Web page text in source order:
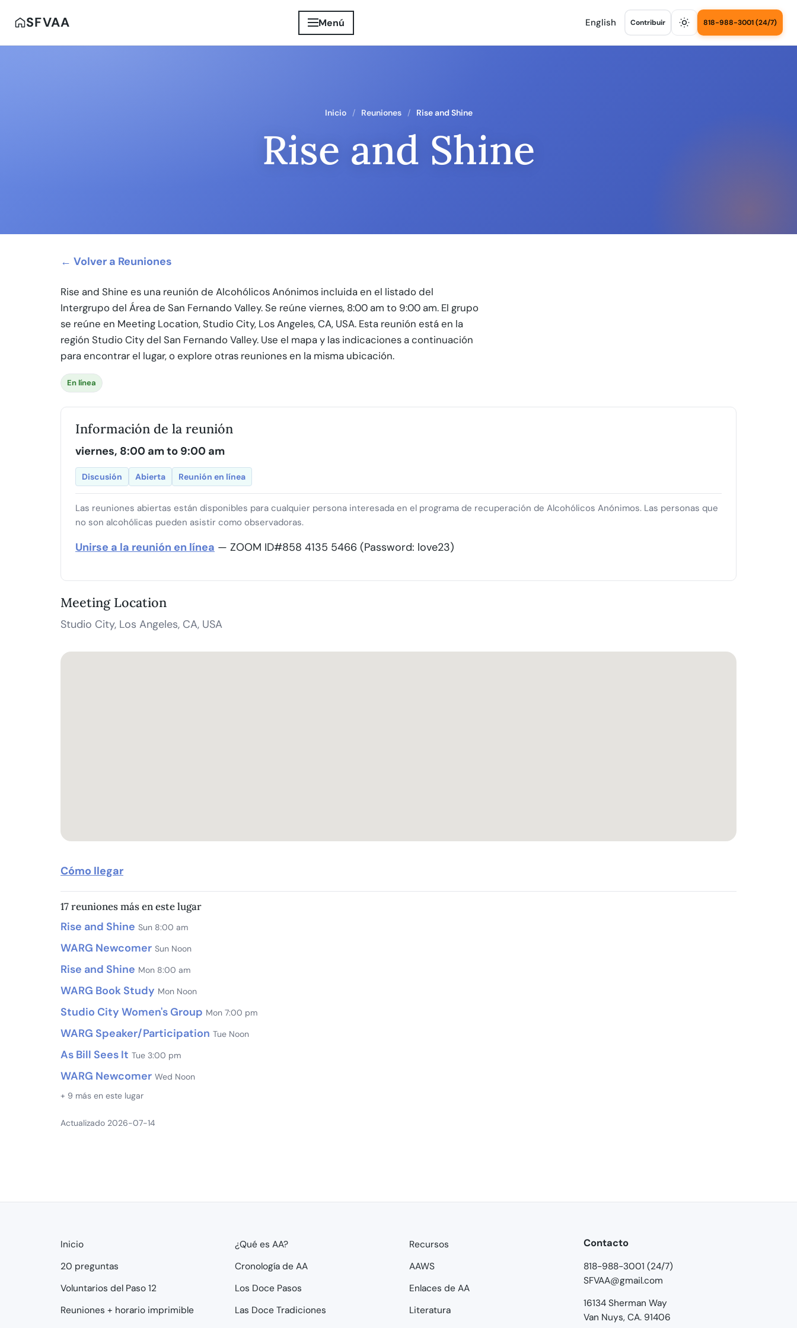
SFVAA Menú English Contribuir 818-988-3001 (24/7)
Inicio Reuniones Rise and Shine
Rise and Shine
← Volver a Reuniones
Rise and Shine es una reunión de Alcohólicos Anónimos incluida en el listado del
Intergrupo del Área de San Fernando Valley. Se reúne viernes, 8:00 am to 9:00 am. El grupo
se reúne en Meeting Location, Studio City, Los Angeles, CA, USA. Esta reunión está en la
región Studio City del San Fernando Valley. Use el mapa y las indicaciones a continuación
para encontrar el lugar, o explore otras reuniones en la misma ubicación.
En línea
Información de la reunión
viernes, 8:00 am to 9:00 am
Discusión Abierta Reunión en línea
Las reuniones abiertas están disponibles para cualquier persona interesada en el programa de recuperación de Alcohólicos Anónimos. Las personas que
no son alcohólicas pueden asistir como observadoras.
Unirse a la reunión en línea — ZOOM ID#858 4135 5466 (Password: love23)
Meeting Location
Studio City, Los Angeles, CA, USA
Cómo llegar
17 reuniones más en este lugar
Rise and Shine Sun 8:00 am
WARG Newcomer Sun Noon
Rise and Shine Mon 8:00 am
WARG Book Study Mon Noon
Studio City Women's Group Mon 7:00 pm
WARG Speaker/Participation Tue Noon
As Bill Sees It Tue 3:00 pm
WARG Newcomer Wed Noon
+ 9 más en este lugar
Actualizado 2026-07-14
Inicio
20 preguntas
Voluntarios del Paso 12
Reuniones + horario imprimible
¿Qué es AA?
Cronología de AA
Los Doce Pasos
Las Doce Tradiciones
Recursos
AAWS
Enlaces de AA
Literatura
Contacto
818-988-3001 (24/7)
SFVAA@gmail.com
16134 Sherman Way
Van Nuys, CA. 91406